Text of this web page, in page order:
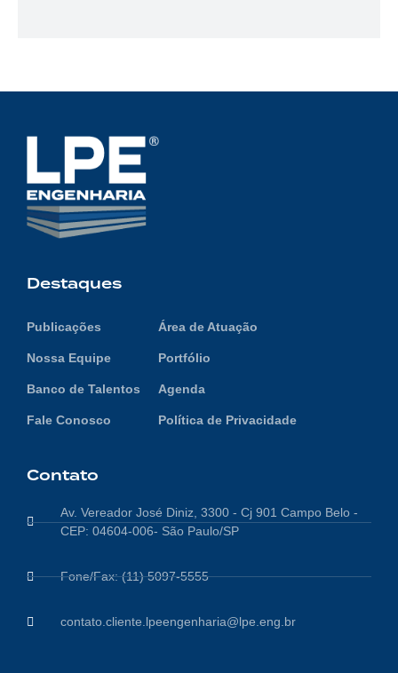
Destaques
Publicações
Nossa Equipe
Banco de Talentos
Fale Conosco
Área de Atuação
Portfólio
Agenda
Política de Privacidade
Contato
Av. Vereador José Diniz, 3300 - Cj 901 Campo Belo -
CEP: 04604-006- São Paulo/SP
Fone/Fax: (11) 5097-5555
contato.cliente.lpeengenharia@lpe.eng.br